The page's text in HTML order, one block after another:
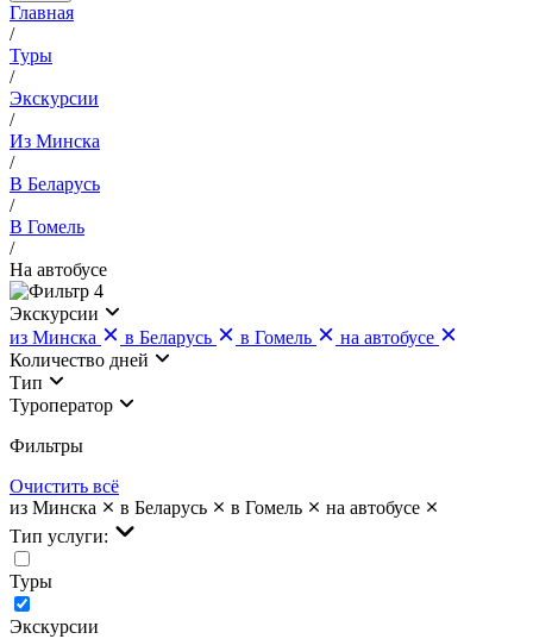
Главная
/
Туры
/
Экскурсии
/
Из Минска
/
В Беларусь
/
В Гомель
/
На автобусе
4
Экскурсии
из Минска
в Беларусь в Гомель
на автобусе
Количество дней
Тип
Туроператор
Фильтры
Очистить всё
из Минска
в Беларусь в Гомель
на автобусе
Тип услуги:
Туры
Экскурсии